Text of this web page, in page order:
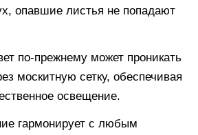
опавшие листья не попадают
по-прежнему может проникать
москитную сетку, обеспечивая
освещение.
гармонирует с любым